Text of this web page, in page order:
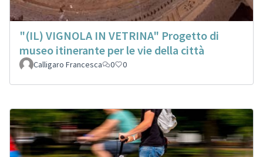
"(IL) VIGNOLA IN VETRINA" Progetto di
museo itinerante per le vie della città
Calligaro Francesca 0 0